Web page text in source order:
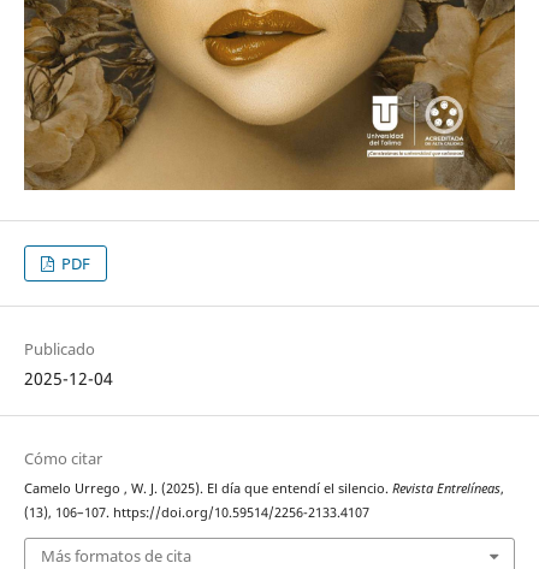
PDF
Publicado
2025-12-04
Cómo citar
Camelo Urrego , W. J. (2025). El día que entendí el silencio. Revista Entrelíneas,
(13), 106–107. https://doi.org/10.59514/2256-2133.4107
Más formatos de cita